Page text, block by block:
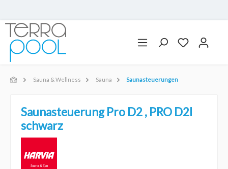
Sauna & Wellness Sauna Saunasteuerungen
Saunasteuerung Pro D2 , PRO D2I
schwarz